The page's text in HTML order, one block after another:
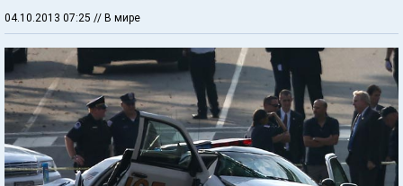
04.10.2013 07:25 // В мире